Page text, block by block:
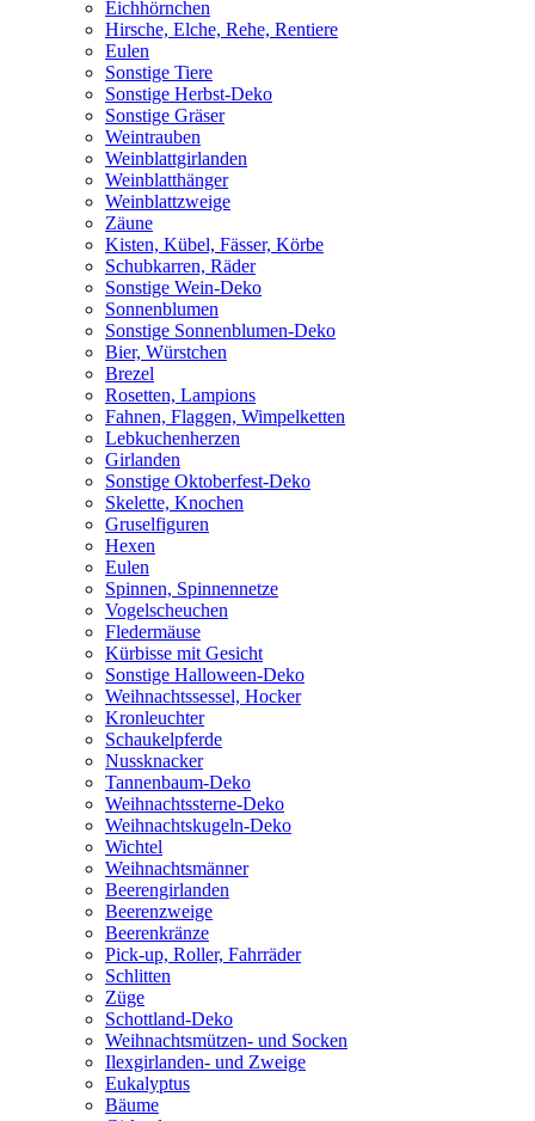
Eichhörnchen
Hirsche, Elche, Rehe, Rentiere
Eulen
Sonstige Tiere
Sonstige Herbst-Deko
Sonstige Gräser
Weintrauben
Weinblattgirlanden
Weinblatthänger
Weinblattzweige
Zäune
Kisten, Kübel, Fässer, Körbe
Schubkarren, Räder
Sonstige Wein-Deko
Sonnenblumen
Sonstige Sonnenblumen-Deko
Bier, Würstchen
Brezel
Rosetten, Lampions
Fahnen, Flaggen, Wimpelketten
Lebkuchenherzen
Girlanden
Sonstige Oktoberfest-Deko
Skelette, Knochen
Gruselfiguren
Hexen
Eulen
Spinnen, Spinnennetze
Vogelscheuchen
Fledermäuse
Kürbisse mit Gesicht
Sonstige Halloween-Deko
Weihnachtssessel, Hocker
Kronleuchter
Schaukelpferde
Nussknacker
Tannenbaum-Deko
Weihnachtssterne-Deko
Weihnachtskugeln-Deko
Wichtel
Weihnachtsmänner
Beerengirlanden
Beerenzweige
Beerenkränze
Pick-up, Roller, Fahrräder
Schlitten
Züge
Schottland-Deko
Weihnachtsmützen- und Socken
Ilexgirlanden- und Zweige
Eukalyptus
Bäume